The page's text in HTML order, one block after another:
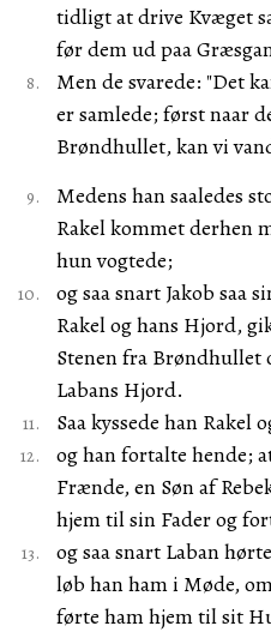
tidligt at drive Kvæget
før dem ud paa
Men de svarede: "Det
er samlede; først naar
Brøndhullet, kan vi
Medens han saaledes
Rakel kommet derhen
hun vogtede;
og saa snart Jakob saa
Rakel og hans Hjord,
Stenen fra Brøndhullet
Labans Hjord.
Saa kyssede han Rakel
og han fortalte hende;
Frænde, en Søn af
hjem til sin Fader og
og saa snart Laban
løb han ham i Møde,
førte ham hjem til sit